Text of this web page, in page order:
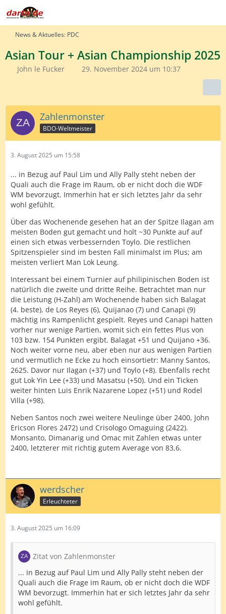
News & Aktuelles: PDC
Asian Tour + Asian Championship 2025
John le Fucker 29. November 2024 um 10:37
Zahlenmonster
BDO-Weltmeister
3. August 2025 um 15:58
... in Bezug auf Paul Lim und Ally Pally steht neben der
Quali auch die Frage im Raum, ob er nicht doch die WDF
WM bevorzugt. Immerhin hat er sich letztes Jahr da sehr
wohl gefühlt.
Über das Wochenende gesehen hat an der Spitze Ilagan am
meisten Boden gut gemacht und holt ~30 Punkte auf auf
einen sich etwas verbessernden Toylo. Die restlichen
Spitzenspieler sind im besten Fall minimalst im Plus; am
meisten verliert Man Lok Leung.
Interessant bei einem Turnier auf philipinischen Boden ist
natürlich die zweite und dritte Reihe. Betrachtet man nur
die Leistung (H-Zahl) am Wochenende haben sich Balagat
(4. beste), de Los Reyes (6), Quijanao (7) und Canapi (9)
mächtig ins Rampenlicht gespielt. Reyes und Canapi hatten
vorher nur wenige Partien, womit sich ein fettes Plus von
103 bzw. 154 Punkten ergibt. Balagat +51 und Quijano +36.
Noch weiter vorne neu, aber eben nur aus wenigen Partien
und vermutlich ne Ecke zu hoch einsortietr: Manny Santos,
2625. Davor nur Ilagan (+37) und Toylo (+8). Ebenfalls recht
gut Lok Yin Lee (+33) und Masatsu (+50). Und ein Ticken
weiter hinten Luis Enrik Nazarene Lopez (+51) und Rodel
Villa (+98).
Neben Santos noch zwei weitere Neulinge über 2400, John
Ericson Flores 2472) und Crisologo Omaguing (2422).
Monsanto, Dimanarig und Omac mit Zahlen etwas unter
2400, letzterer mit richtig gutem Average von 83,6.
werdscher
Erleuchteter
3. August 2025 um 16:09
Zitat von Zahlenmonster
... in Bezug auf Paul Lim und Ally Pally steht neben der
Quali auch die Frage im Raum, ob er nicht doch die WDF
WM bevorzugt. Immerhin hat er sich letztes Jahr da sehr
wohl gefühlt.